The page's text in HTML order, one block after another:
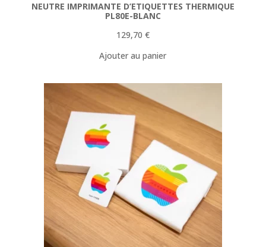
NEUTRE IMPRIMANTE D’ETIQUETTES THERMIQUE
PL80E-BLANC
129,70 €
Ajouter au panier